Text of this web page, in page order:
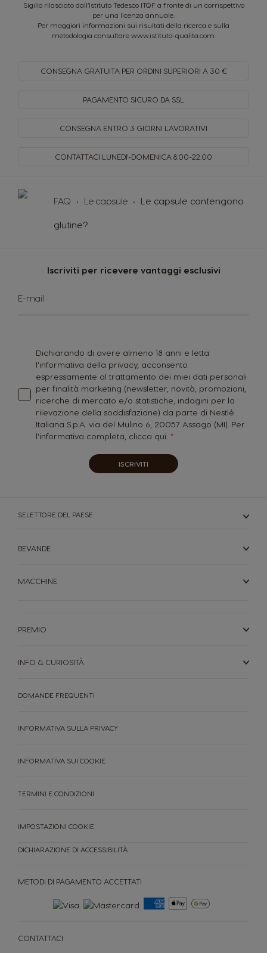
Sigillo rilasciato dall’Istituto Tedesco ITQF a fronte di un corrispettivo
per una licenza annuale.
Per maggiori informazioni sui risultati della ricerca e sulla
metodologia consultare www.istituto-qualita.com
CONSEGNA GRATUITA PER ORDINI SUPERIORI A 30 €
PAGAMENTO SICURO DA SSL
CONSEGNA ENTRO 3 GIORNI LAVORATIVI
CONTATTACI LUNEDI'-DOMENICA 8:00-22.00
FAQ Le capsule Le capsule contengono
glutine?
Iscriviti per ricevere vantaggi esclusivi
Iscriviti
alla
nostra
E-mail
Dichiarando di avere almeno 18 anni e letta
l'informativa della privacy, acconsento
espressamente al trattamento dei miei dati personali
per finalità marketing (newsletter, novità, promozioni,
ricerche di mercato e/o statistiche, indagini per la
rilevazione della soddisfazione) da parte di Nestlé
Italiana S.p.A. via del Mulino 6, 20057 Assago (MI). Per
l'informativa completa, clicca qui.
ISCRIVITI
SELETTORE DEL PAESE
BEVANDE
MACCHINE
PREMIO
INFO & CURIOSITÀ
METODI DI PAGAMENTO ACCETTATI
CONTATTACI
DOMANDE FREQUENTI
INFORMATIVA SULLA PRIVACY
INFORMATIVA SUI COOKIE
TERMINI E CONDIZIONI
IMPOSTAZIONI COOKIE
DICHIARAZIONE DI ACCESSIBILITÀ